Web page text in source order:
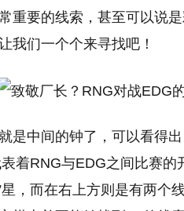
重要的线索，甚至可以说
我们一个个来寻找吧！
是中间的钟了，可以看得
着RNG与EDG之间比赛
，而在右上方则是有两个